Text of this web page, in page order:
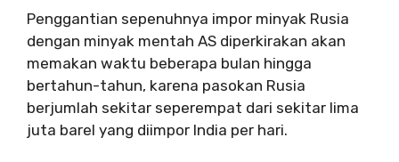
Penggantian sepenuhnya impor minyak Rusia
dengan minyak mentah AS diperkirakan akan
memakan waktu beberapa bulan hingga
bertahun-tahun, karena pasokan Rusia
berjumlah sekitar seperempat dari sekitar lima
juta barel yang diimpor India per hari.